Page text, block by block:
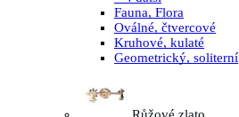
Fauna, Flora
Oválné, čtvercové
Kruhové, kulaté
Geometrický, soliterní